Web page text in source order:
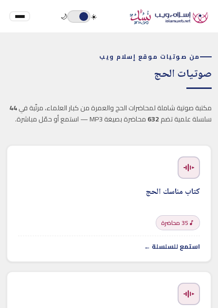
☀️
🌙
من صوتيات موقع إسلام ويب
صوتيات الحج
مكتبة صوتية شاملة لمحاضرات الحج والعمرة من كبار العلماء، مرتّبة في44
سلسلة علمية تضم632محاضرة بصيغة MP3 — استمع أو حمّل مباشرة.
كتاب مناسك الحج
35 محاضرة
استمع للسلسلة ←